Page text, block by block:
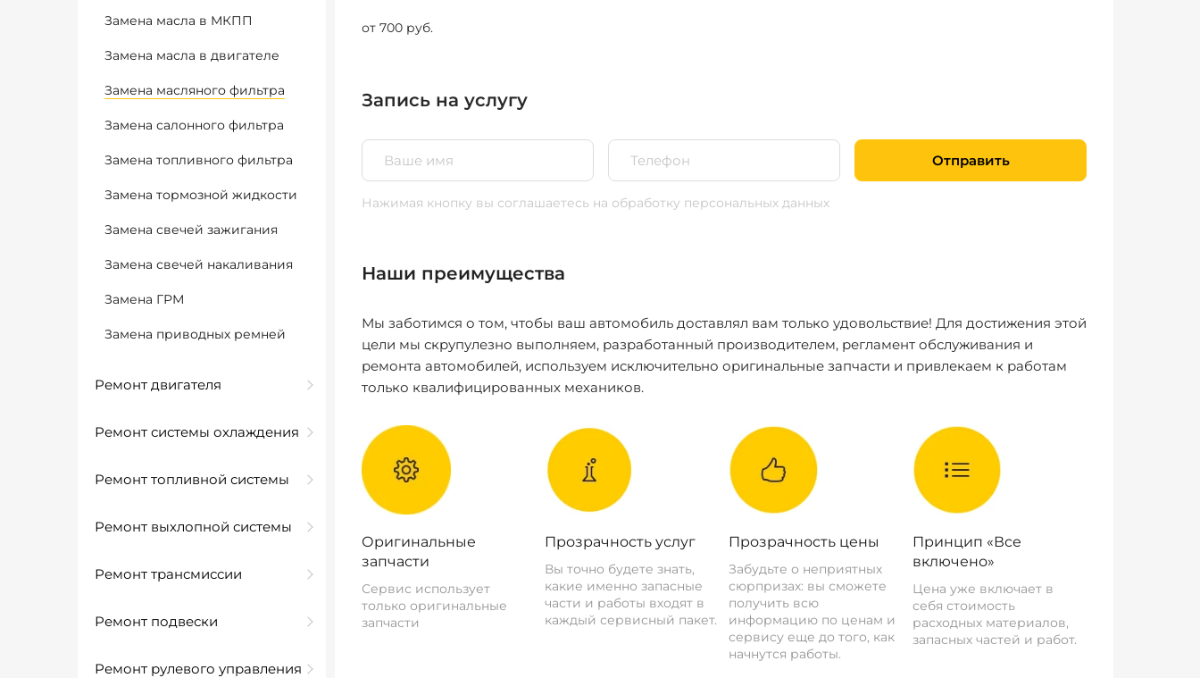
Замена масла в МКПП
Замена масла в двигателе
Замена масляного фильтра
Замена салонного фильтра
Замена топливного фильтра
Замена тормозной жидкости
Замена свечей зажигания
Замена свечей накаливания
Замена ГРМ
Замена приводных ремней
Ремонт двигателя
Ремонт системы охлаждения
Ремонт топливной системы
Ремонт выхлопной системы
Ремонт трансмиссии
Ремонт подвески
Ремонт рулевого управления
от 700 руб.
Запись на услугу
Отправить
Нажимая кнопку вы соглашаетесь на обработку персональных данных
Наши преимущества
Мы заботимся о том, чтобы ваш автомобиль доставлял вам только удовольствие! Для достижения этой
цели мы скрупулезно выполняем, разработанный производителем, регламент обслуживания и
ремонта автомобилей, используем исключительно оригинальные запчасти и привлекаем к работам
только квалифицированных механиков.
Оригинальные
запчасти
Сервис использует
только оригинальные
запчасти
Прозрачность услуг
Вы точно будете знать,
какие именно запасные
части и работы входят в
каждый сервисный пакет.
Прозрачность цены
Забудьте о неприятных
сюрпризах: вы сможете
получить всю
информацию по ценам и
сервису еще до того, как
начнутся работы.
Принцип «Все
включено»
Цена уже включает в
себя стоимость
расходных материалов,
запасных частей и работ.